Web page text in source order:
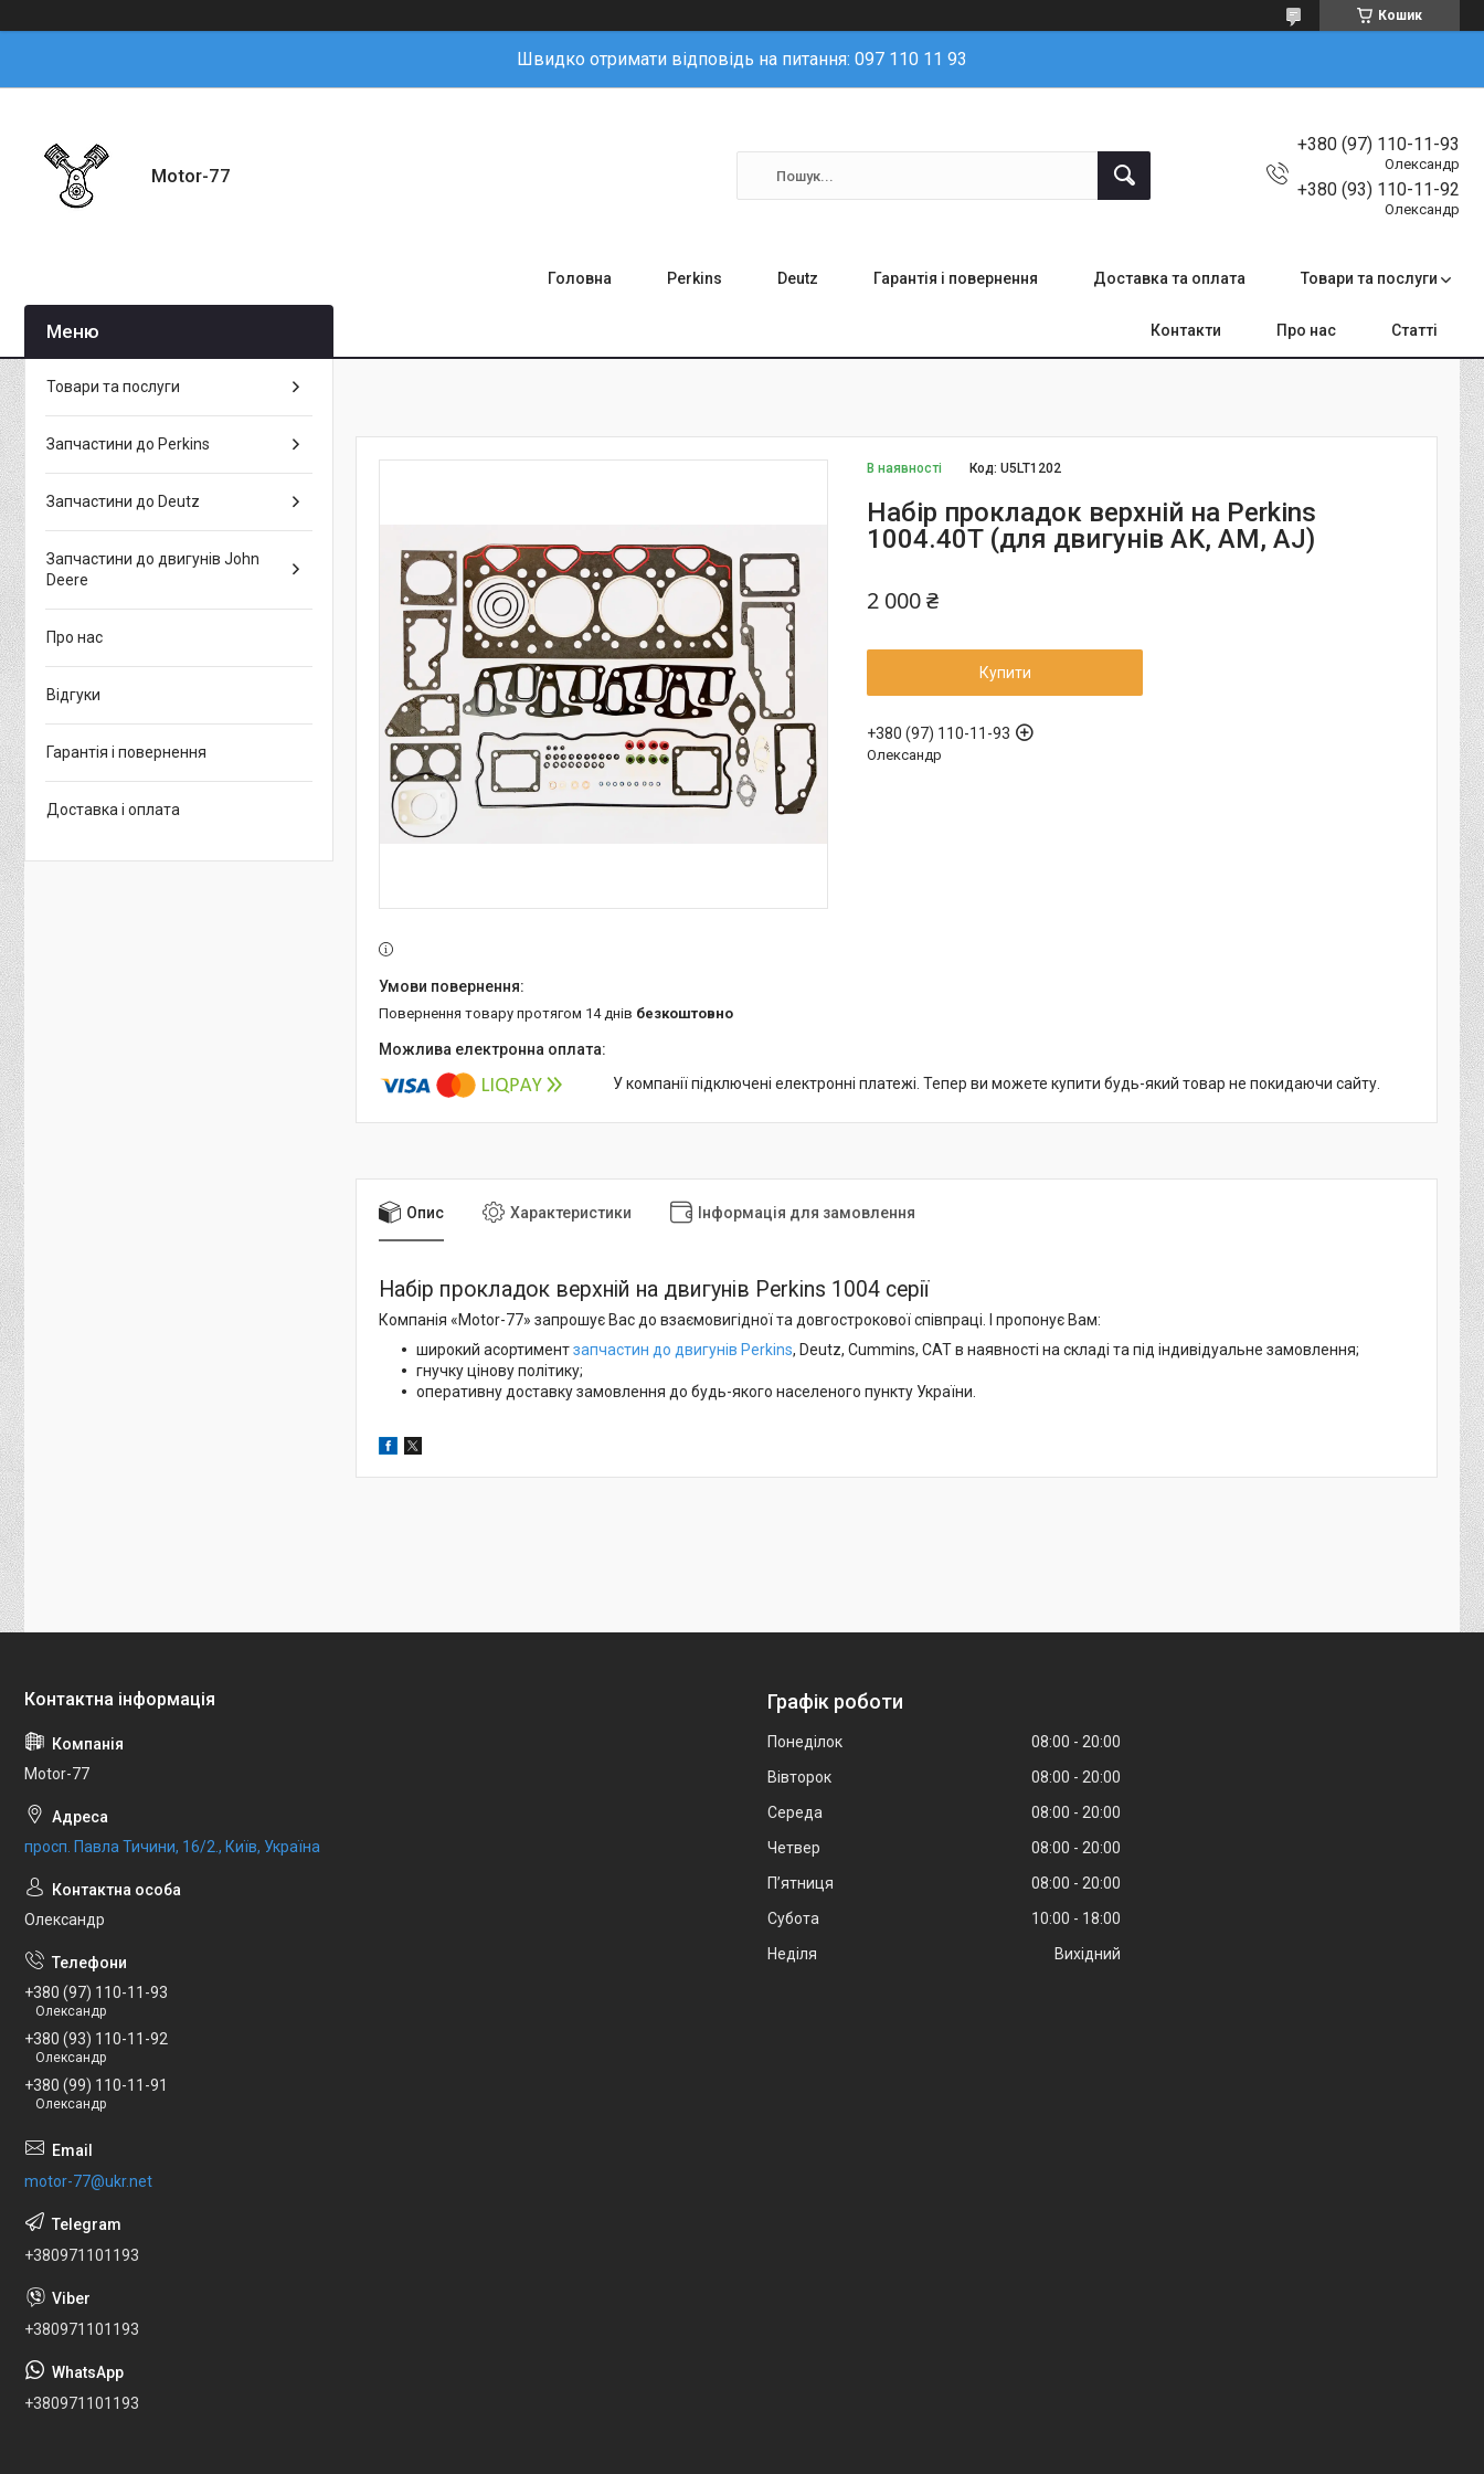
Кошик
Швидко отримати відповідь на питання: 097 110 11 93
Motor-77
+380 (97) 110-11-93
Олександр
+380 (93) 110-11-92
Олександр
Головна Perkins Deutz Гарантія і повернення Доставка та оплата Товари та послуги
Контакти Про нас Статті
В наявності Код:U5LT1202
Набір прокладок верхній на Perkins
1004.40T (для двигунів AK, AM, AJ)
2 000 ₴
Купити
+380 (97) 110-11-93
Олександр
повернення товару протягом 14 днів безкоштовно
У компанії підключені електронні платежі. Тепер ви можете купити будь-який товар не покидаючи сайту.
Опис Характеристики Інформація для замовлення
Набір прокладок верхній на двигунів Perkins 1004 серії
Компанія «Motor-77» запрошує Вас до взаємовигідної та довгострокової співпраці. І пропонує Вам:
широкий асортиментзапчастин до двигунів Perkins, Deutz, Cummins, CAT в наявності на складі та під індивідуальне замовлення;
гнучку цінову політику;
оперативну доставку замовлення до будь-якого населеного пункту України.
Товари та послуги
Запчастини до Perkins
Запчастини до Deutz
Запчастини до двигунів John
Deere
Про нас
Відгуки
Гарантія і повернення
Доставка і оплата
Motor-77
просп. Павла Тичини, 16/2., Київ, Україна
Олександр
+380 (97) 110-11-93
Олександр
+380 (93) 110-11-92
Олександр
+380 (99) 110-11-91
Олександр
motor-77@ukr.net
+380971101193
+380971101193
+380971101193
Графік роботи
Понеділок 08:00
20:00
Вівторок
08:00
20:00
Середа
08:00
20:00
Четвер
08:00
20:00
Пʼятниця
08:00
20:00
Субота
10:00
18:00
Неділя
Вихідний